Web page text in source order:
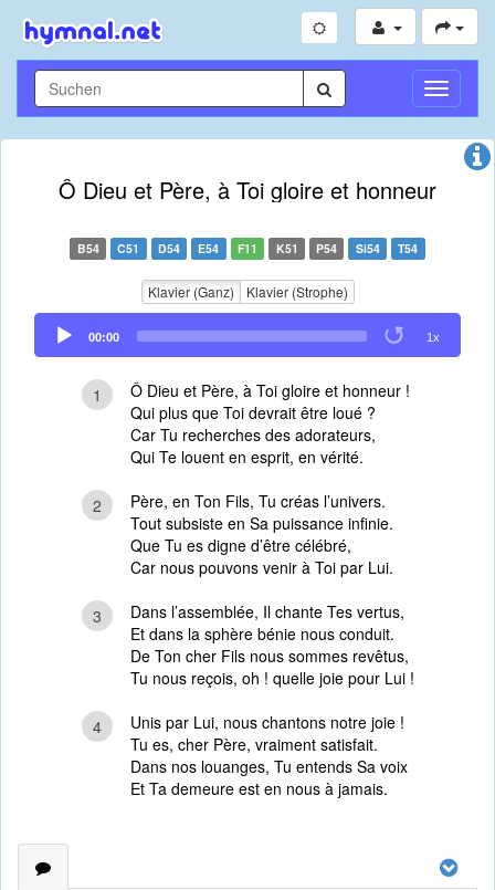
Ô Dieu et Père, à Toi gloire et honneur
B54 C51 D54 E54 F11 K51 P54 Si54 T54
Klavier (Ganz) Klavier (Strophe)
Audio
Player
00:00 1x
1
Ô Dieu et Père, à Toi gloire et honneur !
Qui plus que Toi devrait être loué ?
Car Tu recherches des adorateurs,
Qui Te louent en esprit, en vérité.
2
Père, en Ton Fils, Tu créas l’univers.
Tout subsiste en Sa puissance infinie.
Que Tu es digne d’être célébré,
Car nous pouvons venir à Toi par Lui.
3
Dans l’assemblée, Il chante Tes vertus,
Et dans la sphère bénie nous conduit.
De Ton cher Fils nous sommes revêtus,
Tu nous reçois, oh ! quelle joie pour Lui !
4
Unis par Lui, nous chantons notre joie !
Tu es, cher Père, vraiment satisfait.
Dans nos louanges, Tu entends Sa voix
Et Ta demeure est en nous à jamais.